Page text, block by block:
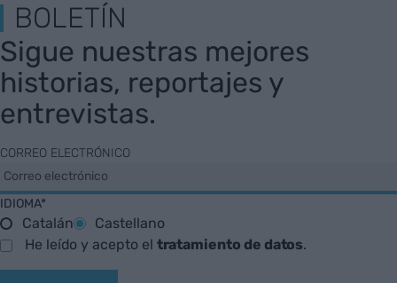
BOLETÍN
Sigue nuestras mejores
historias, reportajes y
entrevistas.
CORREO ELECTRÓNICO
IDIOMA*
Catalán
Castellano
He leído y acepto el tratamiento de datos.